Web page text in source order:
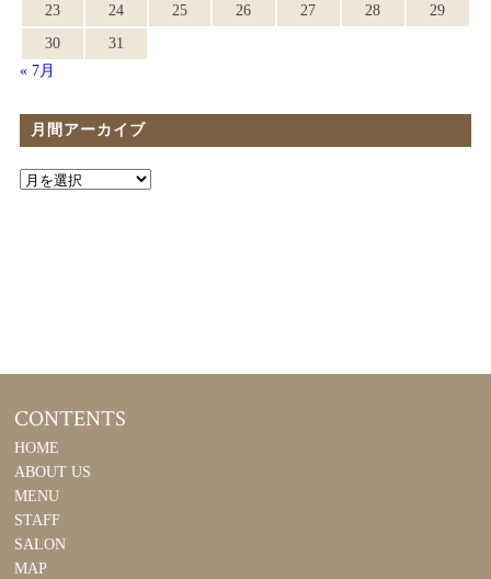
23
24 25 26 27 28
29
30
31
« 7月
月間アーカイブ
CONTENTS
HOME
ABOUT US
MENU
STAFF
SALON
MAP